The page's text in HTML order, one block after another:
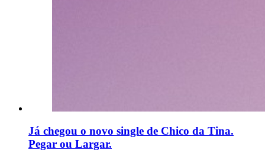
Já chegou o novo single de Chico da Tina.
Pegar ou Largar.